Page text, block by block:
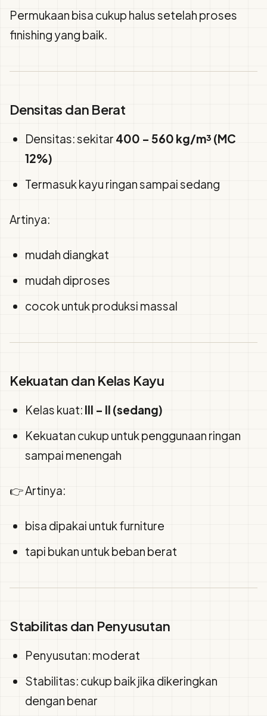
Permukaan bisa cukup halus setelah proses
finishing yang baik.
Densitas dan Berat
Densitas: sekitar 400 – 560 kg/m³ (MC
12%)
Termasuk kayu ringan sampai sedang
Artinya:
mudah diangkat
mudah diproses
cocok untuk produksi massal
Kekuatan dan Kelas Kayu
Kelas kuat: III – II (sedang)
Kekuatan cukup untuk penggunaan ringan
sampai menengah
👉 Artinya:
bisa dipakai untuk furniture
tapi bukan untuk beban berat
Stabilitas dan Penyusutan
Penyusutan: moderat
Stabilitas: cukup baik jika dikeringkan
dengan benar